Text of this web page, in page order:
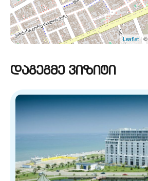
Leaflet| ©
დაგეგმე ვიზიტი